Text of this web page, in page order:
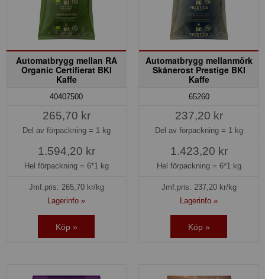
Automatbrygg mellan RA
Organic Certifierat BKI
Kaffe
40407500
265,70 kr
Del av förpackning = 1 kg
1.594,20 kr
Hel förpackning = 6*1 kg
Jmf.pris: 265,70kr/kg
Lagerinfo »
Köp »
Automatbrygg mellanmörk
Skånerost Prestige BKI
Kaffe
65260
237,20 kr
Del av förpackning = 1 kg
1.423,20 kr
Hel förpackning = 6*1 kg
Jmf.pris: 237,20kr/kg
Lagerinfo »
Köp »